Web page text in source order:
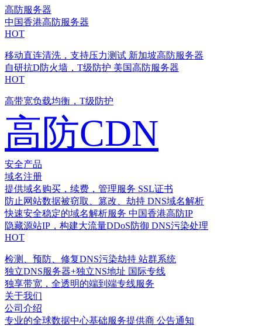
高防服务器
中国香港高防服务器
HOT
移动直连清洗，支持压力测试 新加坡高防服务器
自研抗D防火墙，T级防护 美国高防服务器
HOT
高带宽负载均衡，T级防护
高防CDN
安全产品
域名注册
提供域名购买，续费，管理服务 SSL证书
防止网站数据被窃取、篡改、劫持 DNS域名解析
快速安全稳定的域名解析服务 中国香港高防IP
隐藏源站IP，构建大流量DDoS防御 DNS污染处理
HOT
检测、预防、修复DNS污染劫持 站群系统
独立DNS服务器+独立NS地址 国际专线
独享带宽，全透明的端到端专线服务
关于我们
公司介绍
专业的全球数据中心基础服务提供商 公告通知